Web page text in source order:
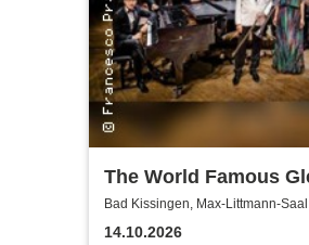
The World Famous
Miller Orchestra
Bad Kissingen, Max-Littmann-Saal
(Regentenbau)
14.10.2026